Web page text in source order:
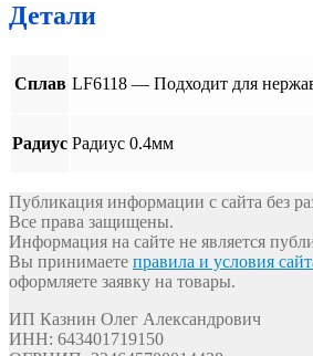
Детали
Сплав LF6118 — Подходит для
Радиус Радиус 0.4мм
Публикация информации с сайта без
Все права защищены.
Информация на сайте не является
Вы принимаете правила и условия
оформляете заявку на товары.
ИП Казнин Олег Александрович
ИНН: 643401719150